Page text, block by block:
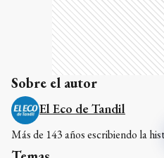
Sobre el autor
El Eco de Tandil
Más de 143 años escribiendo la